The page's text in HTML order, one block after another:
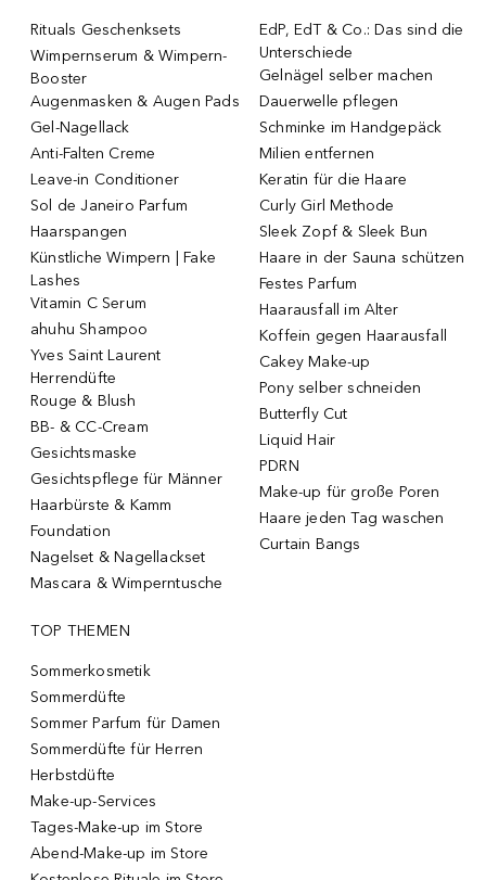
Rituals Geschenksets
Wimpernserum & Wimpern-
Booster
Augenmasken & Augen Pads
Gel-Nagellack
Anti-Falten Creme
Leave-in Conditioner
Sol de Janeiro Parfum
Haarspangen
Künstliche Wimpern | Fake
Lashes
Vitamin C Serum
ahuhu Shampoo
Yves Saint Laurent
Herrendüfte
Rouge & Blush
BB- & CC-Cream
Gesichtsmaske
Gesichtspflege für Männer
Haarbürste & Kamm
Foundation
Nagelset & Nagellackset
Mascara & Wimperntusche
EdP, EdT & Co.: Das sind die
Unterschiede
Gelnägel selber machen
Dauerwelle pflegen
Schminke im Handgepäck
Milien entfernen
Keratin für die Haare
Curly Girl Methode
Sleek Zopf & Sleek Bun
Haare in der Sauna schützen
Festes Parfum
Haarausfall im Alter
Koffein gegen Haarausfall
Cakey Make-up
Pony selber schneiden
Butterfly Cut
Liquid Hair
PDRN
Make-up für große Poren
Haare jeden Tag waschen
Curtain Bangs
TOP THEMEN
Sommerkosmetik
Sommerdüfte
Sommer Parfum für Damen
Sommerdüfte für Herren
Herbstdüfte
Make-up-Services
Tages-Make-up im Store
Abend-Make-up im Store